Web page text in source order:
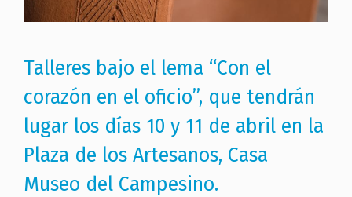
Talleres bajo el lema “Con el
corazón en el oficio”, que tendrán
lugar los días 10 y 11 de abril en la
Plaza de los Artesanos, Casa
Museo del Campesino.